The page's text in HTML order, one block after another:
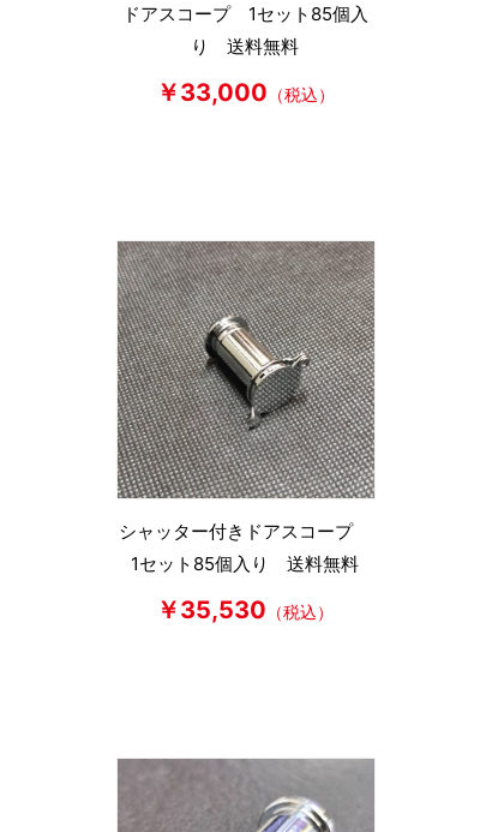
ドアスコープ 1セット85個入
り 送料無料
￥33,000 （税込）
シャッター付きドアスコープ
1セット85個入り 送料無料
￥35,530 （税込）